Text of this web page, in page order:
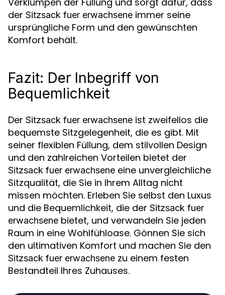
der Sitzsack fuer erwachsene immer seine
ursprüngliche Form und den gewünschten
Komfort behält.
Fazit: Der Inbegriff von
Bequemlichkeit
Der Sitzsack fuer erwachsene ist zweifellos die
bequemste Sitzgelegenheit, die es gibt. Mit
seiner flexiblen Füllung, dem stilvollen Design
und den zahlreichen Vorteilen bietet der
Sitzsack fuer erwachsene eine unvergleichliche
Sitzqualität, die Sie in Ihrem Alltag nicht
missen möchten. Erleben Sie selbst den Luxus
und die Bequemlichkeit, die der Sitzsack fuer
erwachsene bietet, und verwandeln Sie jeden
Raum in eine Wohlfühloase. Gönnen Sie sich
den ultimativen Komfort und machen Sie den
Sitzsack fuer erwachsene zu einem festen
Bestandteil Ihres Zuhauses.